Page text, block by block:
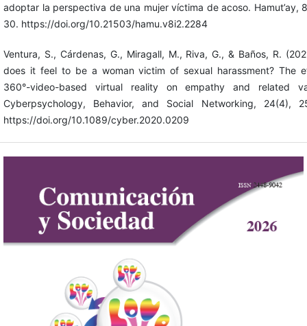
adoptar la perspectiva de una mujer víctima de acoso. Hamut’ay,
30. https://doi.org/10.21503/hamu.v8i2.2284
Ventura, S., Cárdenas, G., Miragall, M., Riva, G., & Baños, R.
does it feel to be a woman victim of sexual harassment? The
360°-video-based virtual reality on empathy and related
Cyberpsychology, Behavior, and Social Networking, 24(4),
https://doi.org/10.1089/cyber.2020.0209